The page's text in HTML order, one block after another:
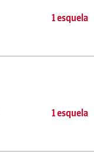
1 esquela
1 esquela